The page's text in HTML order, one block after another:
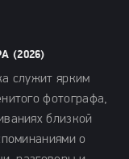
(2026)
служит ярким
фотографа,
близкой
о